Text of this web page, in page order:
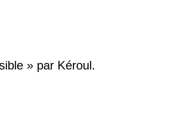
» par Kéroul.